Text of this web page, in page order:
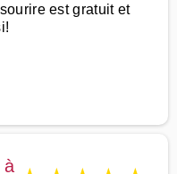
est gratuit et